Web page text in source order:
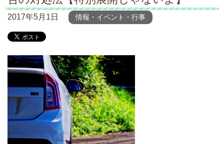
2017年5月1日 情報・イベント・行事